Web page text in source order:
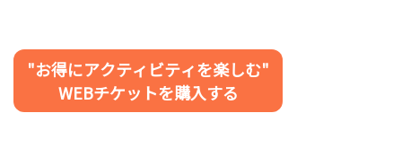
"お得にアクティビティを楽しむ"
WEBチケットを購入する
フォース
洋室
和室
選択を全て解除する